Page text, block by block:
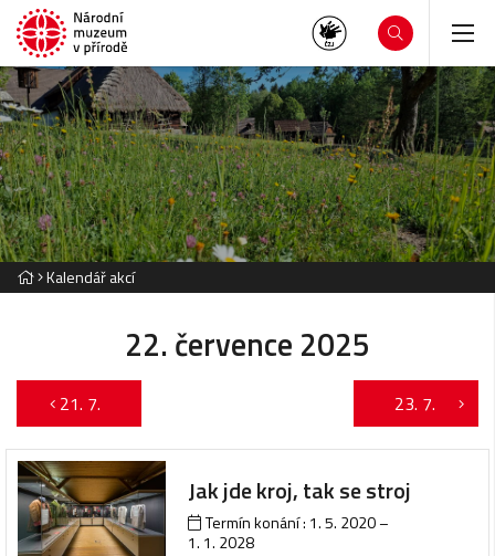
Kalendář akcí
22. července 2025
21. 7. 23. 7.
Jak jde kroj, tak se stroj
Termín konání : 1. 5. 2020–
1. 1. 2028